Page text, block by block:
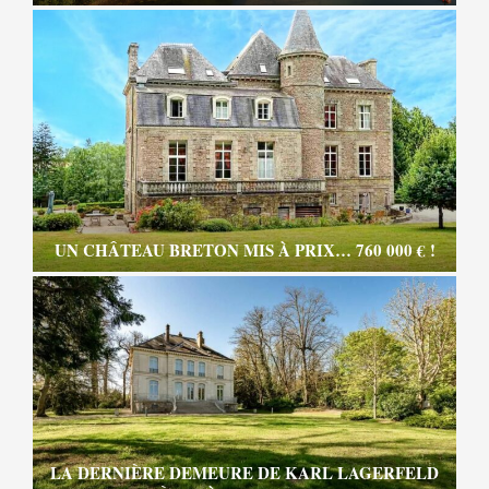
UN CHÂTEAU BRETON MIS À PRIX… 760 000 € !
LA DERNIÈRE DEMEURE DE KARL LAGERFELD